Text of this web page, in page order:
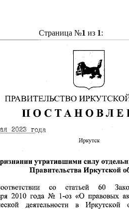
Страница №1 из 1: